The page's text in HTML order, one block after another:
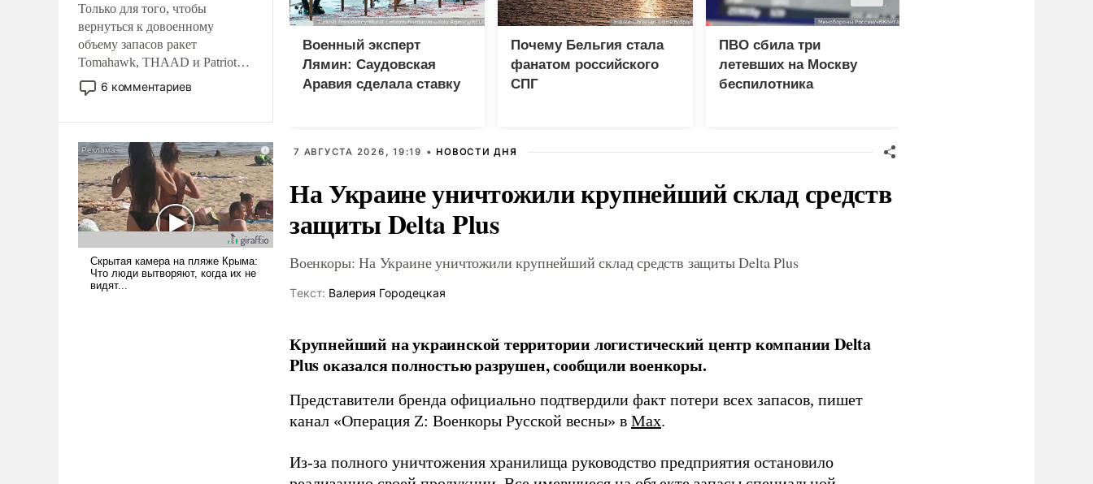
Только для того, чтобы
вернуться к довоенному
объему запасов ракет
Tomahawk, THAAD и Patriot
США потребуется более трех
лет. Даже небольшая война с
Сложившаяся ситуация
означает многолетний период
уязвимости США, например,
перед Китаем.
6 комментариев
Военный эксперт
Лямин: Саудовская
Аравия сделала ставку
Почему Бельгия стала
фанатом российского
СПГ
ПВО сбила три
летевших на Москву
беспилотника
7 АВГУСТА 2026, 19:19 • НОВОСТИ ДНЯ
На Украине уничтожили крупнейший склад средств
защиты Delta Plus
Военкоры: На Украине уничтожили крупнейший склад средств защиты Delta Plus
Tекст: Валерия Городецкая
Крупнейший на украинской территории логистический центр компании Delta
Plus оказался полностью разрушен, сообщили военкоры.
Представители бренда официально подтвердили факт потери всех запасов, пишет
канал «Операция Z: Военкоры Русской весны» в Max.
Из-за полного уничтожения хранилища руководство предприятия остановило